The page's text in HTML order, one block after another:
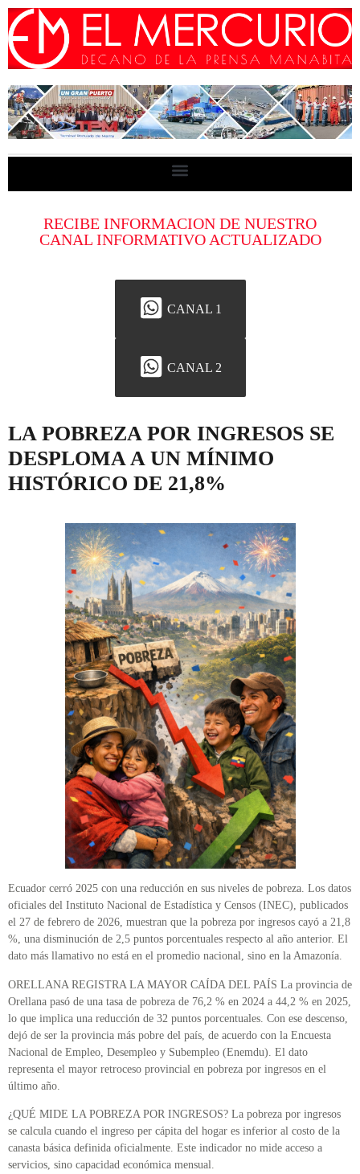
RECIBE INFORMACION DE NUESTRO
CANAL INFORMATIVO ACTUALIZADO
CANAL 1
CANAL 2
LA POBREZA POR INGRESOS SE
DESPLOMA A UN MÍNIMO
HISTÓRICO DE 21,8%
Ecuador cerró 2025 con una reducción en sus niveles de pobreza. Los datos
oficiales del Instituto Nacional de Estadística y Censos (INEC), publicados
el 27 de febrero de 2026, muestran que la pobreza por ingresos cayó a 21,8
%, una disminución de 2,5 puntos porcentuales respecto al año anterior. El
dato más llamativo no está en el promedio nacional, sino en la Amazonía.
ORELLANA REGISTRA LA MAYOR CAÍDA DEL PAÍS La provincia de
Orellana pasó de una tasa de pobreza de 76,2 % en 2024 a 44,2 % en 2025,
lo que implica una reducción de 32 puntos porcentuales. Con ese descenso,
dejó de ser la provincia más pobre del país, de acuerdo con la Encuesta
Nacional de Empleo, Desempleo y Subempleo (Enemdu). El dato
representa el mayor retroceso provincial en pobreza por ingresos en el
último año.
¿QUÉ MIDE LA POBREZA POR INGRESOS? La pobreza por ingresos
se calcula cuando el ingreso per cápita del hogar es inferior al costo de la
canasta básica definida oficialmente. Este indicador no mide acceso a
servicios, sino capacidad económica mensual.